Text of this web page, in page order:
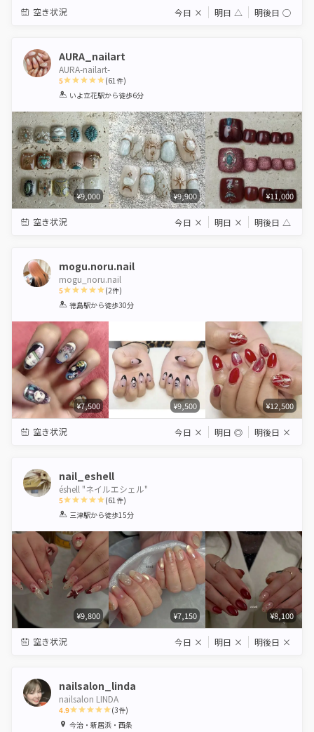
空き状況 今日 × 明日 △ 明後日 ◯
AURA_nailart
AURA-nailart-
5
1 2 3 4 5
(61件)
いよ立花駅から徒歩6分
¥9,000 ¥9,900 ¥11,000
空き状況 今日 × 明日 × 明後日 △
mogu.noru.nail
mogu_noru.nail
5
1 2 3 4 5
(2件)
徳島駅から徒歩30分
¥7,500 ¥9,500 ¥12,500
空き状況 今日 × 明日 ◎ 明後日 ×
nail_eshell
éshell "ネイルエシェル"
5
1 2 3 4 5
(61件)
三津駅から徒歩15分
¥9,800 ¥7,150 ¥8,100
空き状況 今日 × 明日 × 明後日 ×
nailsalon_linda
nailsalon LINDA
4.9
1 2 3 4 5
(3件)
今治・新居浜・西条